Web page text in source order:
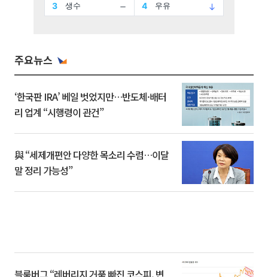
주요뉴스
‘한국판 IRA’ 베일 벗었지만…반도체·배터
리 업계 “시행령이 관건”
與 “세제개편안 다양한 목소리 수렴…이달
말 정리 가능성”
블룸버그 “레버리지 거품 빠진 코스피, 변